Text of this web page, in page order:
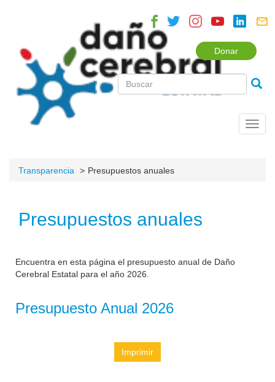
Donar
Transparencia Presupuestos anuales
Presupuestos anuales
Encuentra en esta página el presupuesto anual de Daño
Cerebral Estatal para el año 2026.
Presupuesto Anual 2026
Imprimir